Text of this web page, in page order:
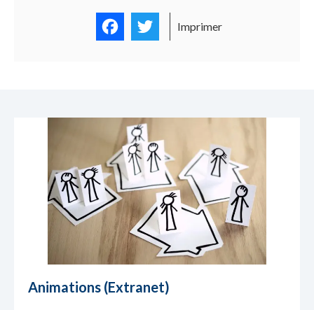
FacebookTwitter
Imprimer
Animations (Extranet)